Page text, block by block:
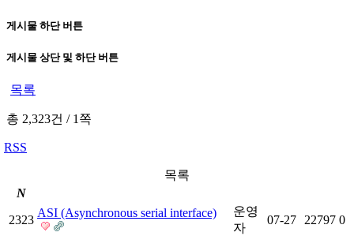
게시물 하단 버튼
게시물 상단 및 하단 버튼
목록
총 2,323건 /1쪽
RSS
목록
N
2323
ASI (Asynchronous serial interface)
운영
자
07-27 22797 0